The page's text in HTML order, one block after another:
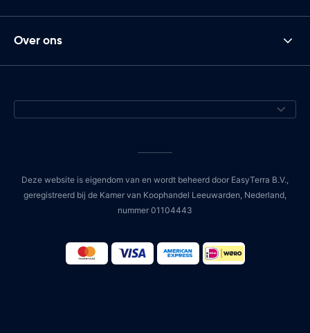
Over ons
Deze website is eigendom van en wordt beheerd door EasyTerra B.V.,
geregistreerd bij de Kamer van Koophandel Leeuwarden, Nederland,
nummer 01104443